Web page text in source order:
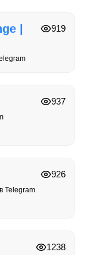
|
919
937
Telegram
926
1238